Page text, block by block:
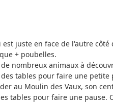
juste en face de l'autre côté
+ poubelles.
nombreux animaux à
tables pour faire une petite
au Moulin des Vaux, son
tables pour faire une pause.